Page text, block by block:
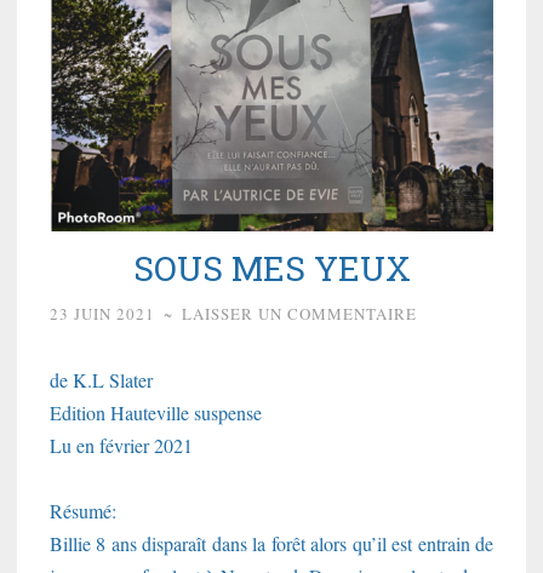
SOUS MES YEUX
23 JUIN 2021 ~ LAISSER UN COMMENTAIRE
de K.L Slater
Edition Hauteville suspense
Lu en février 2021
Résumé:
Billie 8 ans disparaît dans la forêt alors qu’il est entrain de